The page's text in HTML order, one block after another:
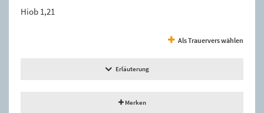
Hiob 1,21
Als Trauervers wählen
Erläuterung
Merken